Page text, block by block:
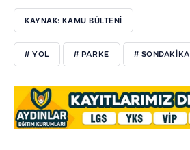
KAYNAK: KAMU BÜLTENI
# YOL # PARKE # SONDAKIKA